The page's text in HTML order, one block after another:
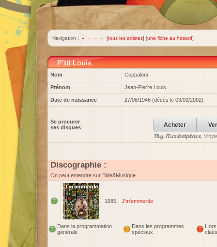
Navigation : « ‹ › » [tous les artistes] [une fiche au hasard]
P'tit Louis
Nom Coppaloni
Prénom Jean-Pierre Louis
Date de naissance 27/08/1946 (décès le 03/09/2002)
Se procurer
ses disques
Acheter
My Marketplace,
Discographie :
On peut entendre sur Bide&Musique…
1985 J'm'emmerde
Dans la programmation
générale
Dans les programmes
spéciaux
Hors